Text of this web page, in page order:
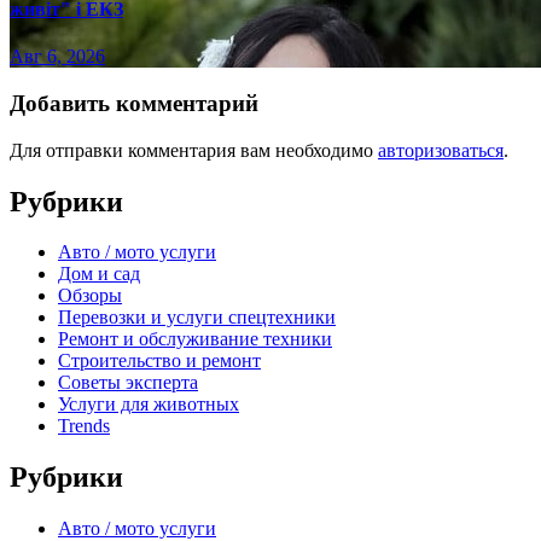
живіт" і ЕКЗ
Авг 6, 2026
Добавить комментарий
Для отправки комментария вам необходимо авторизоваться.
Рубрики
Авто / мото услуги
Дом и сад
Обзоры
Перевозки и услуги спецтехники
Ремонт и обслуживание техники
Строительство и ремонт
Советы эксперта
Услуги для животных
Trends
Рубрики
Авто / мото услуги